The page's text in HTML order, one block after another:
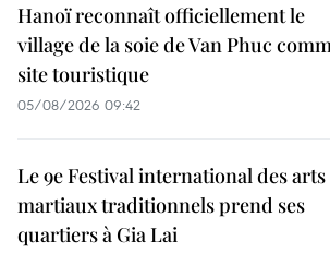
Hanoï reconnaît officiellement le
village de la soie de Van Phuc
site touristique
05/08/2026 09:42
Le 9e Festival international des arts
martiaux traditionnels prend ses
quartiers à Gia Lai